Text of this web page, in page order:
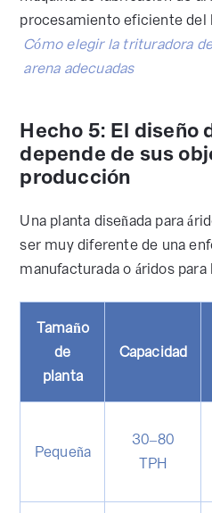
procesamiento eficiente del
Cómo elegir la trituradora
arena adecuadas
Hecho 5: El diseño
depende de sus
producción
Una planta diseñada para
ser muy diferente de una
manufacturada o áridos
Tamaño
de
planta
Capacidad
Pequeña
30–80
TPH